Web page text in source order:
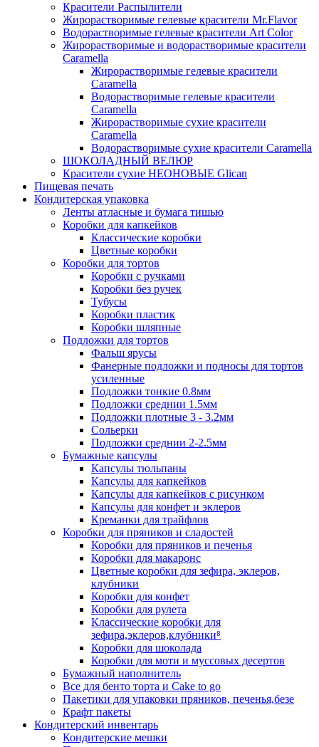
Красители Распылители
Жирорастворимые гелевые красители Mr.Flavor
Водорастворимые гелевые красители Art Color
Жирорастворимые и водорастворимые красители
Caramella
Жирорастворимые гелевые красители
Caramella
Водорастворимые гелевые красители
Caramella
Жирорастворимые сухие красители
Caramella
Водорастворимые сухие красители Caramella
ШОКОЛАДНЫЙ ВЕЛЮР
Красители сухие НЕОНОВЫЕ Glican
Пищевая печать
Кондитерская упаковка
Ленты атласные и бумага тишью
Коробки для капкейков
Классические коробки
Цветные коробки
Коробки для тортов
Коробки с ручками
Коробки без ручек
Тубусы
Коробки пластик
Коробки шляпные
Подложки для тортов
Фальш ярусы
Фанерные подложки и подносы для тортов
усиленные
Подложки тонкие 0.8мм
Подложки среднии 1.5мм
Подложки плотные 3 - 3.2мм
Сольерки
Подложки среднии 2-2.5мм
Бумажные капсулы
Капсулы тюльпаны
Капсулы для капкейков
Капсулы для капкейков с рисунком
Капсулы для конфет и эклеров
Креманки для трайфлов
Коробки для пряников и сладостей
Коробки для пряников и печенья
Коробки для макаронс
Цветные коробки для зефира, эклеров,
клубники
Коробки для конфет
Коробки для рулета
Классические коробки для
зефира,эклеров,клубники⁸
Коробки для шоколада
Коробки для моти и муссовых десертов
Бумажный наполнитель
Все для бенто торта и Cake to go
Пакетики для упаковки пряников, печенья,безе
Крафт пакеты
Кондитерский инвентарь
Кондитерские мешки